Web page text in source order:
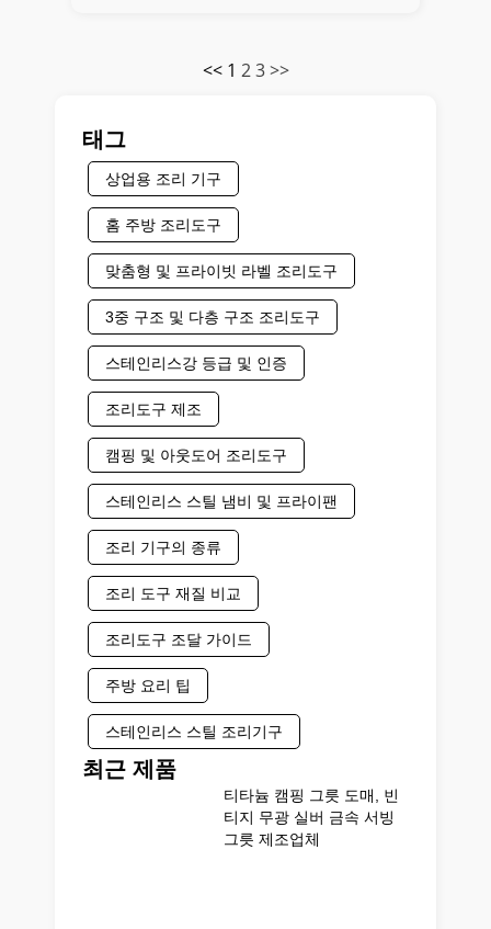
<< 1 2 3 >>
태그
상업용 조리 기구
홈 주방 조리도구
맞춤형 및 프라이빗 라벨 조리도구
3중 구조 및 다층 구조 조리도구
스테인리스강 등급 및 인증
조리도구 제조
캠핑 및 아웃도어 조리도구
스테인리스 스틸 냄비 및 프라이팬
조리 기구의 종류
조리 도구 재질 비교
조리도구 조달 가이드
주방 요리 팁
스테인리스 스틸 조리기구
최근 제품
티타늄 캠핑 그릇 도매, 빈
티지 무광 실버 금속 서빙
그릇 제조업체